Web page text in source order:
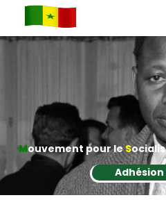
Mouvement pour leS
Adhésion